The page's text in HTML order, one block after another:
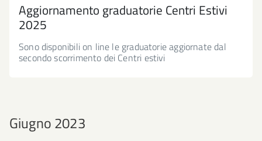
Aggiornamento graduatorie Centri Estivi
2025
Sono disponibili on line le graduatorie aggiornate dal
secondo scorrimento dei Centri estivi
Giugno 2023